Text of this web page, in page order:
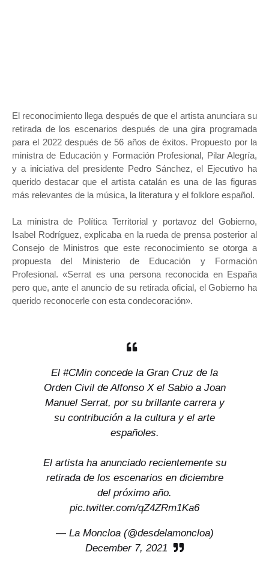
El reconocimiento llega después de que el artista anunciara su
retirada de los escenarios después de una gira programada
para el 2022 después de 56 años de éxitos. Propuesto por la
ministra de Educación y Formación Profesional, Pilar Alegría,
y a iniciativa del presidente Pedro Sánchez, el Ejecutivo ha
querido destacar que el artista catalán es una de las figuras
más relevantes de la música, la literatura y el folklore español.
La ministra de Política Territorial y portavoz del Gobierno,
Isabel Rodríguez, explicaba en la rueda de prensa posterior al
Consejo de Ministros que este reconocimiento se otorga a
propuesta del Ministerio de Educación y Formación
Profesional. «Serrat es una persona reconocida en España
pero que, ante el anuncio de su retirada oficial, el Gobierno ha
querido reconocerle con esta condecoración».
El #CMin concede la Gran Cruz de la
Orden Civil de Alfonso X el Sabio a Joan
Manuel Serrat, por su brillante carrera y
su contribución a la cultura y el arte
españoles.
El artista ha anunciado recientemente su
retirada de los escenarios en diciembre
del próximo año.
pic.twitter.com/qZ4ZRm1Ka6
— La Moncloa (@desdelamoncloa)
December 7, 2021